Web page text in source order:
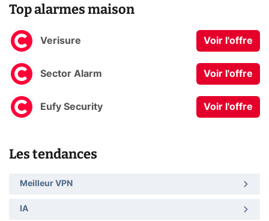
Top alarmes maison
Verisure Voir l'offre
Sector Alarm Voir l'offre
Eufy Security Voir l'offre
Les tendances
Meilleur VPN
IA